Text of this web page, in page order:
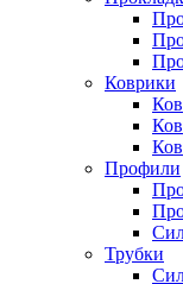
Коврики
Профили
Трубки